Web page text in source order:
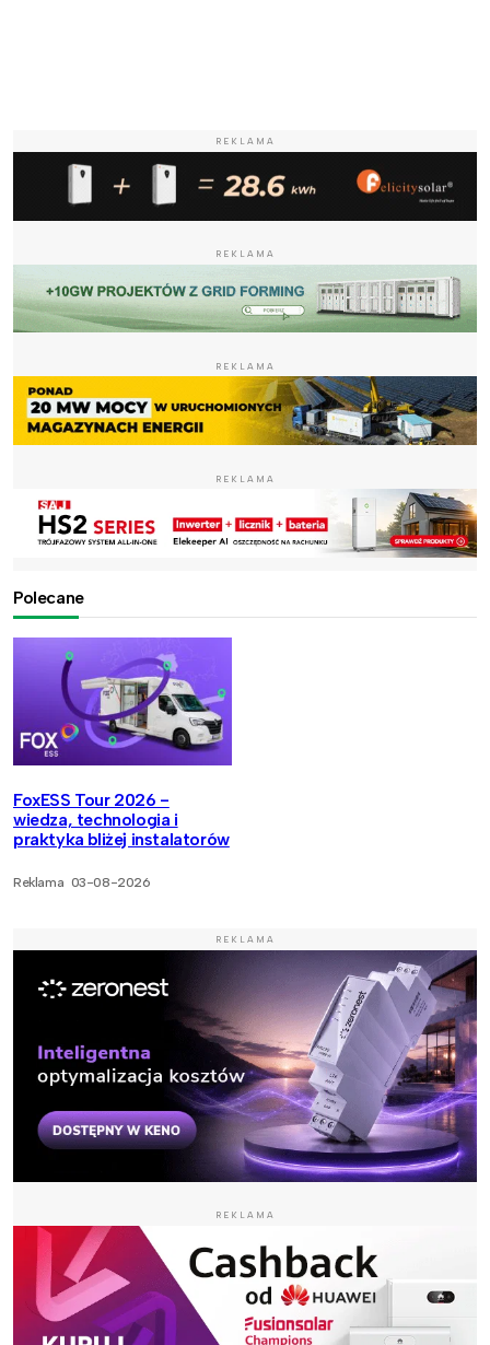
REKLAMA
REKLAMA
REKLAMA
REKLAMA
Polecane
FoxESS Tour 2026 -
wiedza, technologia i
praktyka bliżej instalatorów
Reklama 03-08-2026
REKLAMA
REKLAMA